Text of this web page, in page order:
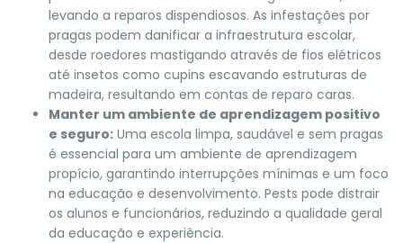
levando a reparos dispendiosos. As infestações por
pragas podem danificar a infraestrutura escolar,
desde roedores mastigando através de fios elétricos
até insetos como cupins escavando estruturas de
madeira, resultando em contas de reparo caras.
Manter um ambiente de aprendizagem positivo
e seguro: Uma escola limpa, saudável e sem pragas
é essencial para um ambiente de aprendizagem
propício, garantindo interrupções mínimas e um foco
na educação e desenvolvimento. Pests pode distrair
os alunos e funcionários, reduzindo a qualidade geral
da educação e experiência.